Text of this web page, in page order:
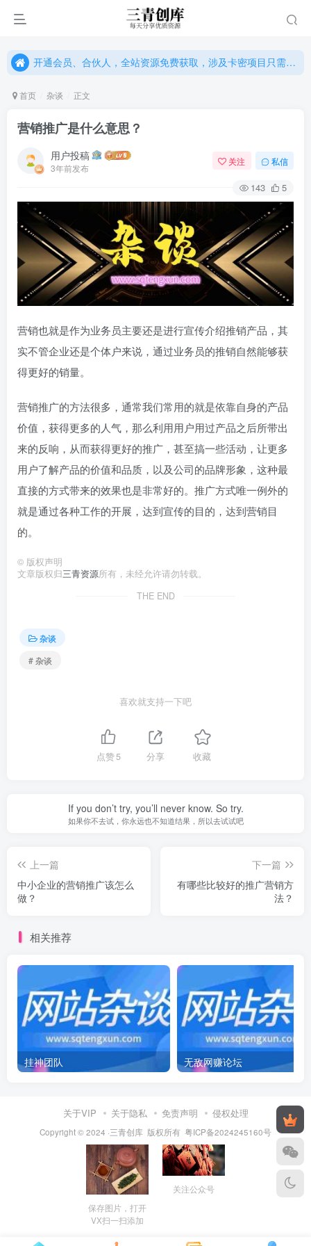
开通会员、合伙人，全站资源免费获取，涉及卡密项目只需单独购卡密（位置：网站右下悬浮按钮）
开通会员、合伙人，全站资源免费获取，涉及卡密项目只需单独购卡密（位置：网站右下悬浮按钮）
首页 杂谈 正文
营销推广是什么意思？
用户投稿
3年前发布
关注 私信
143 5
营销也就是作为业务员主要还是进行宣传介绍推销产品，其
实不管企业还是个体户来说，通过业务员的推销自然能够获
得更好的销量。
营销推广的方法很多，通常我们常用的就是依靠自身的产品
价值，获得更多的人气，那么利用用户用过产品之后所带出
来的反响，从而获得更好的推广，甚至搞一些活动，让更多
用户了解产品的价值和品质，以及公司的品牌形象，这种最
直接的方式带来的效果也是非常好的。推广方式唯一例外的
就是通过各种工作的开展，达到宣传的目的，达到营销目
的。
© 版权声明
文章版权归三青资源所有，未经允许请勿转载。
THE END
杂谈
# 杂谈
喜欢就支持一下吧
点赞5 分享 收藏
If you don’t try, you’ll never know. So try.
如果你不去试，你永远也不知道结果，所以去试试吧
上一篇
中小企业的营销推广该怎么
做？
下一篇
有哪些比较好的推广营销方
法？
相关推荐
挂神团队 无敌网赚论坛
关于VIP 关于隐私 免责声明 侵权处理
Copyright © 2024 ·三青创库 版权所有 粤ICP备2024245160号
保存图片，打开
VX扫一扫添加
关注公众号